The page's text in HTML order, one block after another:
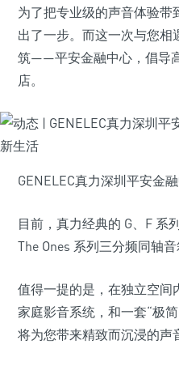
为了把专业级的声音体验
出了一步。而这一次与您相
筑——平安金融中心，倡导
店。
GENELEC真力深圳平安金
目前，真力经典的 G、F 系
The Ones 系列三分频同轴
值得一提的是，在独立空间
家庭影音系统，和一套“极
将为您带来精致而沉浸的声